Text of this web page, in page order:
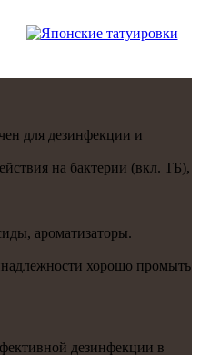
для дезинфекции и
на бактерии (вкл. ТБ),
ароматизаторы.
хорошо промыть
дезинфекции в